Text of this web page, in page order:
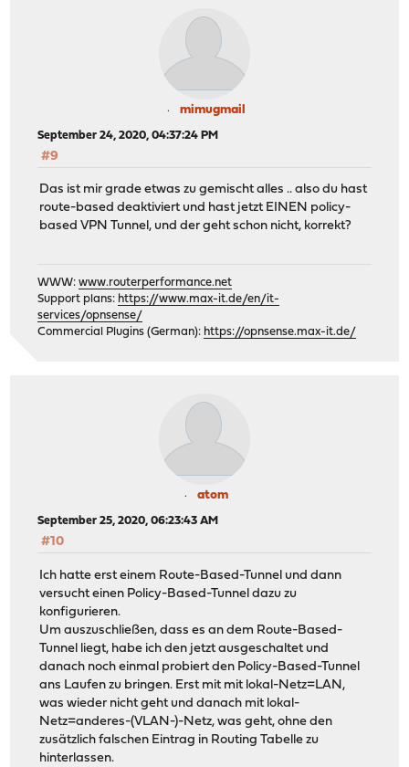
mimugmail
September 24, 2020, 04:37:24 PM
#9
Das ist mir grade etwas zu gemischt alles .. also du hast
route-based deaktiviert und hast jetzt EINEN policy-
based VPN Tunnel, und der geht schon nicht, korrekt?
WWW:www.routerperformance.net
Support plans: https://www.max-it.de/en/it-
services/opnsense/
Commercial Plugins (German): https://opnsense.max-it.de/
atom
September 25, 2020, 06:23:43 AM
#10
Ich hatte erst einem Route-Based-Tunnel und dann
versucht einen Policy-Based-Tunnel dazu zu
konfigurieren.
Um auszuschließen, dass es an dem Route-Based-
Tunnel liegt, habe ich den jetzt ausgeschaltet und
danach noch einmal probiert den Policy-Based-Tunnel
ans Laufen zu bringen. Erst mit mit lokal-Netz=LAN,
was wieder nicht geht und danach mit lokal-
Netz=anderes-(VLAN-)-Netz, was geht, ohne den
zusätzlich falschen Eintrag in Routing Tabelle zu
hinterlassen.